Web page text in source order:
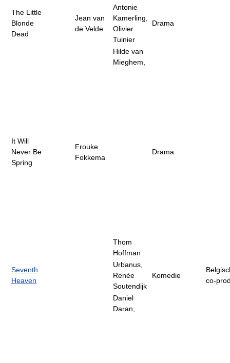
The Little
Blonde
Dead
Jean van
de Velde
Antonie
Kamerling,
Olivier
Tuinier
Drama
It Will
Never Be
Spring
Frouke
Fokkema
Hilde van
Mieghem,
Thom
Hoffman
Drama
Seventh
Heaven
Urbanus,
Renée
Soutendijk
Komedie
co-
Daniel
Daran,